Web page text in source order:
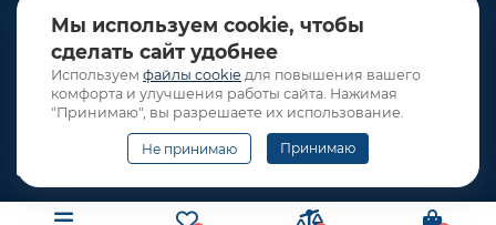
Мы используем cookie, чтобы
сделать сайт удобнее
Используем файлы cookie для повышения вашего
комфорта и улучшения работы сайта. Нажимая
"Принимаю", вы разрешаете их использование.
Не принимаю Принимаю